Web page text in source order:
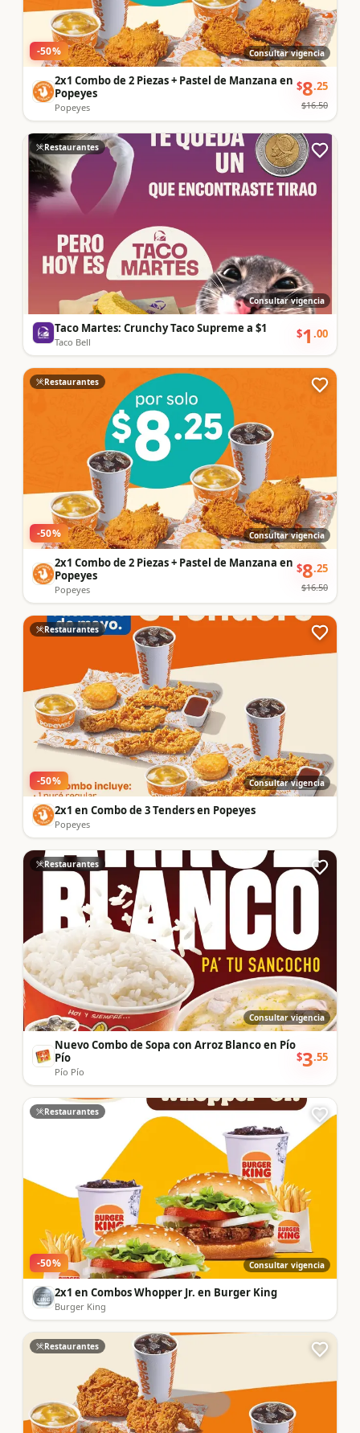
-50% Consultar vigencia
2x1 Combo de 2 Piezas + Pastel de Manzana en
Popeyes
Popeyes
$8.25
$16.50
Restaurantes
Consultar vigencia
Taco Martes: Crunchy Taco Supreme a $1
Taco Bell
$1 .00
Restaurantes
-50% Consultar vigencia
2x1 Combo de 2 Piezas + Pastel de Manzana en
Popeyes
Popeyes
$8.25
$16.50
Restaurantes
-50% Consultar vigencia
2x1 en Combo de 3 Tenders en Popeyes
Popeyes
Restaurantes
Consultar vigencia
Nuevo Combo de Sopa con Arroz Blanco en Pío
Pío
Pío Pío
$3.55
Restaurantes
-50% Consultar vigencia
2x1 en Combos Whopper Jr. en Burger King
Burger King
Restaurantes